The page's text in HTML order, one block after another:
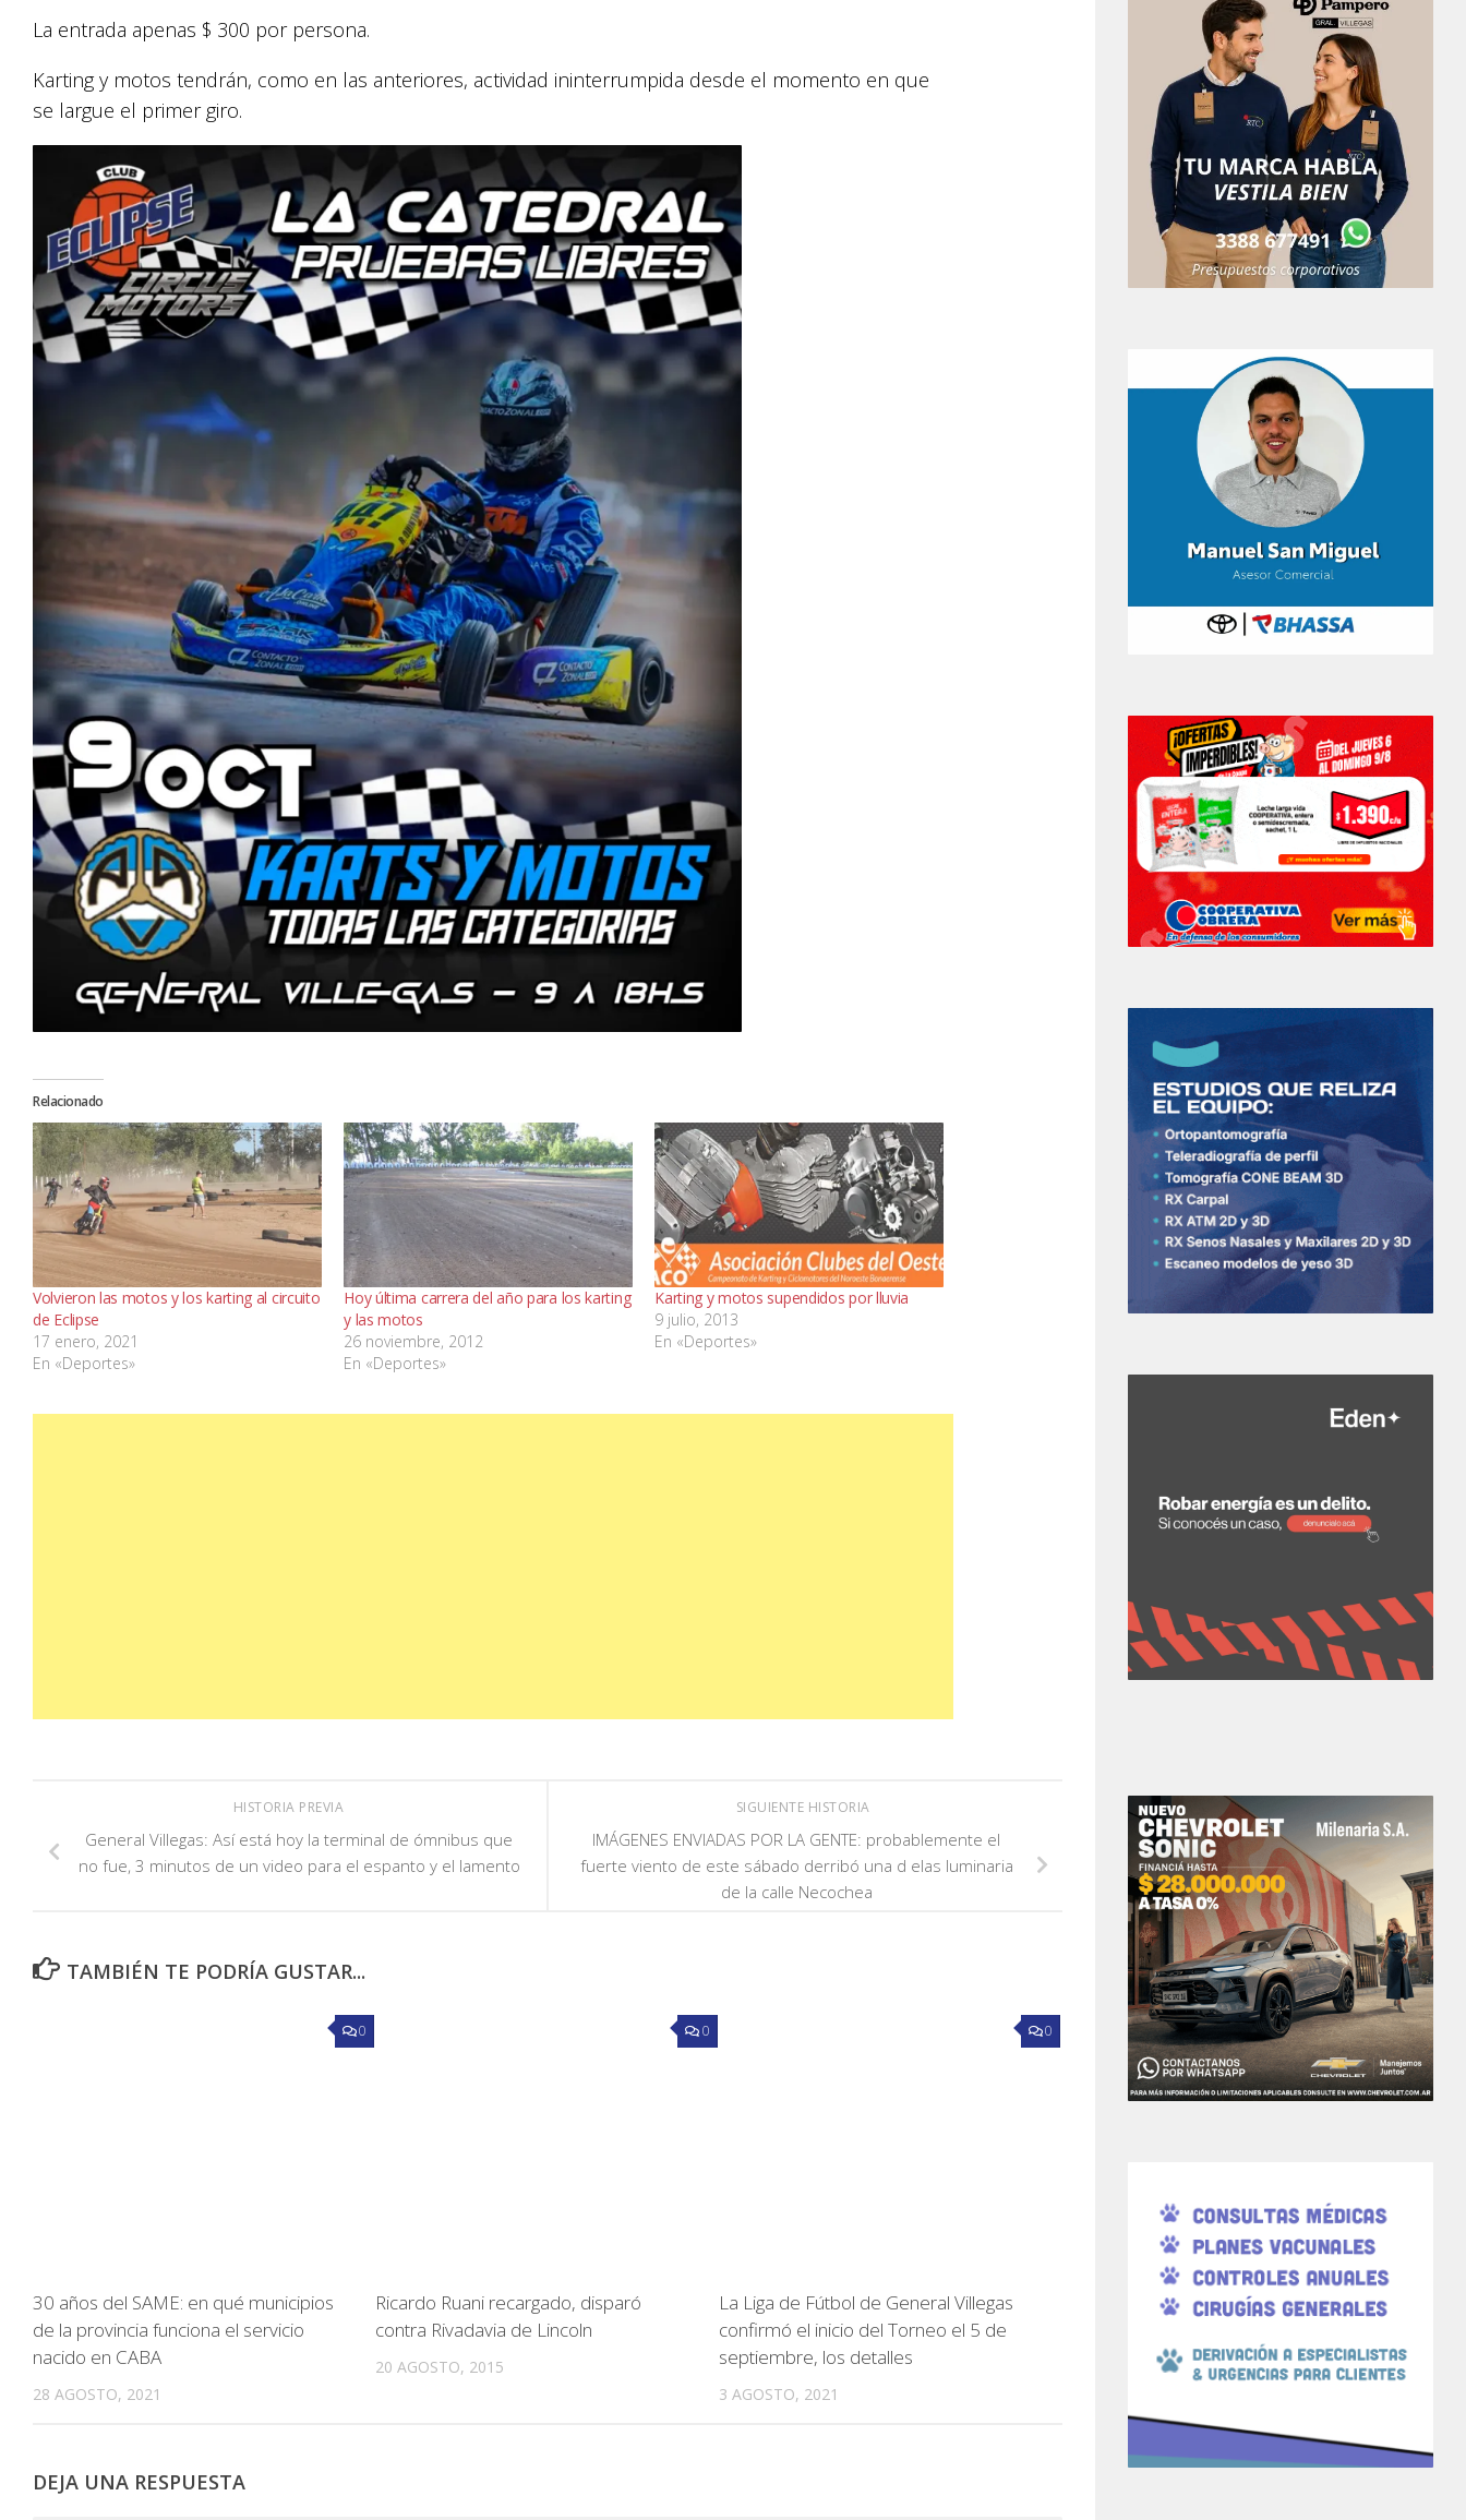
La entrada apenas $ 300 por persona.
Karting y motos tendrán, como en las anteriores, actividad ininterrumpida desde el momento en que
se largue el primer giro.
Relacionado
Volvieron las motos y los karting al circuito
de Eclipse
17 enero, 2021
En «Deportes»
Hoy última carrera del año para los karting
y las motos
26 noviembre, 2012
En «Deportes»
Karting y motos supendidos por lluvia
9 julio, 2013
En «Deportes»
SIGUIENTE HISTORIA
IMÁGENES ENVIADAS POR LA GENTE: probablemente el
fuerte viento de este sábado derribó una d elas luminaria
de la calle Necochea
HISTORIA PREVIA
General Villegas: Así está hoy la terminal de ómnibus que
no fue, 3 minutos de un video para el espanto y el lamento
TAMBIÉN TE PODRÍA GUSTAR...
0
30 años del SAME: en qué municipios
de la provincia funciona el servicio
nacido en CABA
28 AGOSTO, 2021
0
Ricardo Ruani recargado, disparó
contra Rivadavia de Lincoln
20 AGOSTO, 2015
0
La Liga de Fútbol de General Villegas
confirmó el inicio del Torneo el 5 de
septiembre, los detalles
3 AGOSTO, 2021
DEJA UNA RESPUESTA